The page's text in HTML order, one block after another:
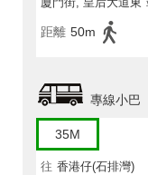
距離 50m
專線小巴
35M
往 香港仔(石排灣)